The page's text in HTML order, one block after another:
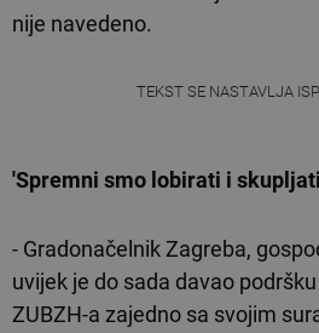
nije navedeno.
TEKST SE NASTAVLJA
'Spremni smo lobirati i
- Gradonačelnik Zagreba,
uvijek je do sada davao
ZUBZH-a zajedno sa svojim